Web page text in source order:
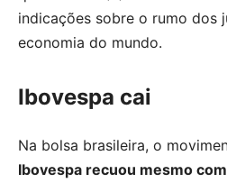
indicações sobre o rumo dos
economia do mundo.
Ibovespa cai
Na bolsa brasileira, o
Ibovespa recuou mesmo